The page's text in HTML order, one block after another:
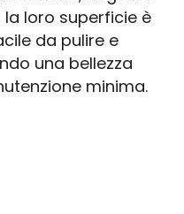
la loro superficie è
da pulire e
una bellezza
minima.